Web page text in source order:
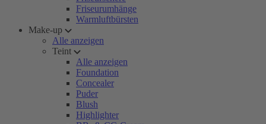
Friseurumhänge
Warmluftbürsten
Make-up
Alle anzeigen
Teint
Alle anzeigen
Foundation
Concealer
Puder
Blush
Highlighter